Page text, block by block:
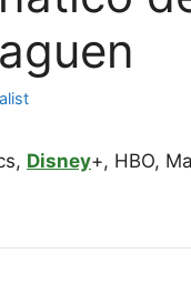
Disney+, HBO,